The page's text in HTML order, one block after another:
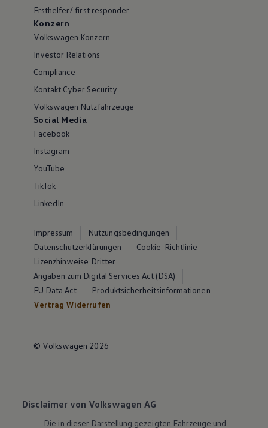
Ersthelfer/ first responder
Konzern
Volkswagen Konzern
Investor Relations
Compliance
Kontakt Cyber Security
Volkswagen Nutzfahrzeuge
Social Media
Facebook
Instagram
YouTube
TikTok
LinkedIn
Impressum
Nutzungsbedingungen
Datenschutzerklärungen
Cookie-Richtlinie
Lizenzhinweise Dritter
Angaben zum Digital Services Act (DSA)
EU Data Act
Produktsicherheitsinformationen
Vertrag Widerrufen
© Volkswagen 2026
Disclaimer von Volkswagen AG
Die in dieser Darstellung gezeigten Fahrzeuge und